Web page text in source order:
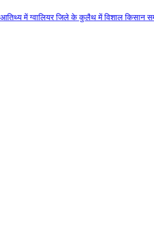
के कुलैथ में विशाल किसान सम्मेलन आयोजित